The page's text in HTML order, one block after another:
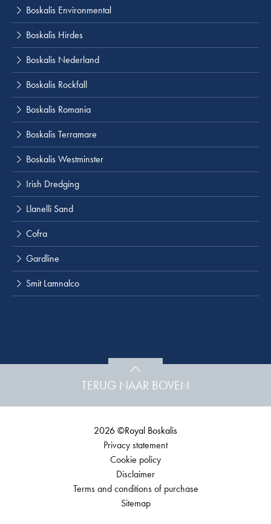
Boskalis Environmental
Boskalis Hirdes
Boskalis Nederland
Boskalis Rockfall
Boskalis Romania
Boskalis Terramare
Boskalis Westminster
Irish Dredging
Llanelli Sand
Cofra
Gardline
Smit Lamnalco
TERUG NAAR BOVEN
2026 ©Royal Boskalis
Privacy statement
Cookie policy
Disclaimer
Terms and conditions of purchase
Sitemap